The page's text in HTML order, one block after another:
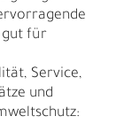
gut für
Service,
und